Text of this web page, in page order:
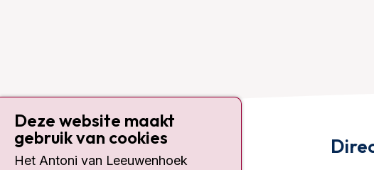
Contact
Deze website maakt
gebruik van cookies
Het Antoni van Leeuwenhoek